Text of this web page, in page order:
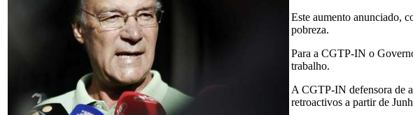
Este aumento anunciado,
pobreza.
Para a CGTP-IN o
trabalho.
A CGTP-IN defensora de
retroactivos a partir de